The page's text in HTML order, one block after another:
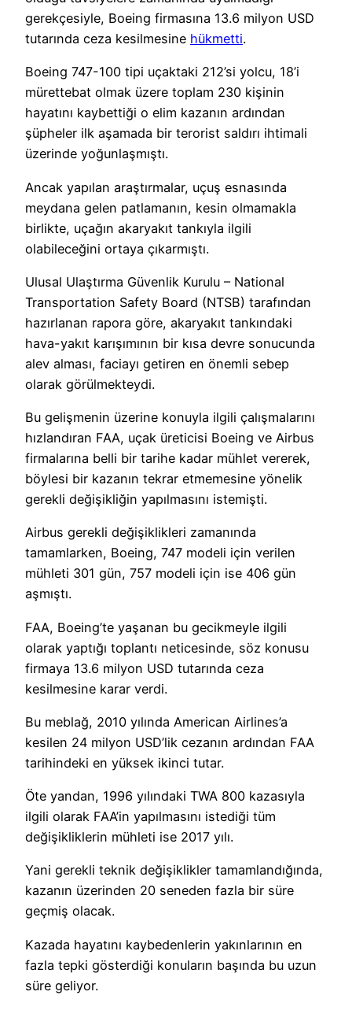
gerekçesiyle, Boeing firmasına 13.6 milyon USD
tutarında ceza kesilmesine hükmetti.
Boeing 747-100 tipi uçaktaki 212’si yolcu, 18’i
mürettebat olmak üzere toplam 230 kişinin
hayatını kaybettiği o elim kazanın ardından
şüpheler ilk aşamada bir terorist saldırı ihtimali
üzerinde yoğunlaşmıştı.
Ancak yapılan araştırmalar, uçuş esnasında
meydana gelen patlamanın, kesin olmamakla
birlikte, uçağın akaryakıt tankıyla ilgili
olabileceğini ortaya çıkarmıştı.
Ulusal Ulaştırma Güvenlik Kurulu – National
Transportation Safety Board (NTSB) tarafından
hazırlanan rapora göre, akaryakıt tankındaki
hava-yakıt karışımının bir kısa devre sonucunda
alev alması, faciayı getiren en önemli sebep
olarak görülmekteydi.
Bu gelişmenin üzerine konuyla ilgili çalışmalarını
hızlandıran FAA, uçak üreticisi Boeing ve Airbus
firmalarına belli bir tarihe kadar mühlet vererek,
böylesi bir kazanın tekrar etmemesine yönelik
gerekli değişikliğin yapılmasını istemişti.
Airbus gerekli değişiklikleri zamanında
tamamlarken, Boeing, 747 modeli için verilen
mühleti 301 gün, 757 modeli için ise 406 gün
aşmıştı.
FAA, Boeing’te yaşanan bu gecikmeyle ilgili
olarak yaptığı toplantı neticesinde, söz konusu
firmaya 13.6 milyon USD tutarında ceza
kesilmesine karar verdi.
Bu meblağ, 2010 yılında American Airlines’a
kesilen 24 milyon USD’lik cezanın ardından FAA
tarihindeki en yüksek ikinci tutar.
Öte yandan, 1996 yılındaki TWA 800 kazasıyla
ilgili olarak FAA’in yapılmasını istediği tüm
değişikliklerin mühleti ise 2017 yılı.
Yani gerekli teknik değişiklikler tamamlandığında,
kazanın üzerinden 20 seneden fazla bir süre
geçmiş olacak.
Kazada hayatını kaybedenlerin yakınlarının en
fazla tepki gösterdiği konuların başında bu uzun
süre geliyor.